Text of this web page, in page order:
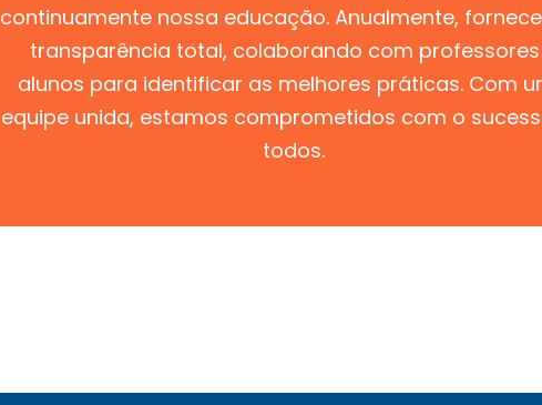
continuamente nossa educação. Anualmente,
transparência total, colaborando com
alunos para identificar as melhores práticas. Com
equipe unida, estamos comprometidos com o
todos.